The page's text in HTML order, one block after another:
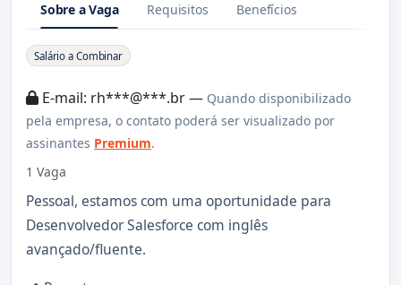
Sobre a Vaga Requisitos Benefícios
Sobre a Vaga
Salário a Combinar
E-mail: rh***@***.br — Quando disponibilizado
pela empresa, o contato poderá ser visualizado por
assinantes Premium.
1 Vaga
Pessoal, estamos com uma oportunidade para
Desenvolvedor Salesforce com inglês
avançado/fluente.